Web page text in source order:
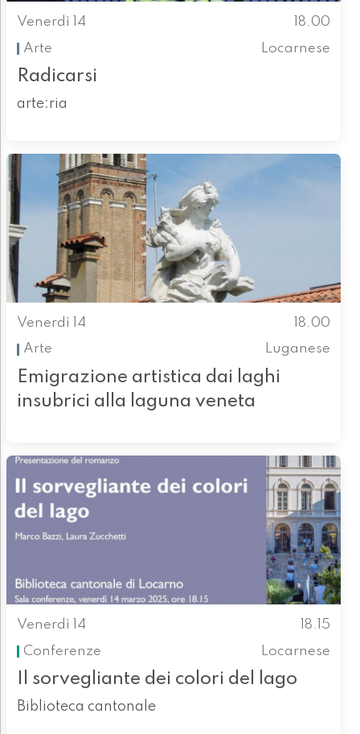
Venerdì 14
18.00
Arte
Locarnese
Radicarsi
arte:ria
Venerdì 14
18.00
Arte
Luganese
Emigrazione artistica dai laghi
insubrici alla laguna veneta
Venerdì 14
18.15
Conferenze
Locarnese
Il sorvegliante dei colori del lago
Biblioteca cantonale